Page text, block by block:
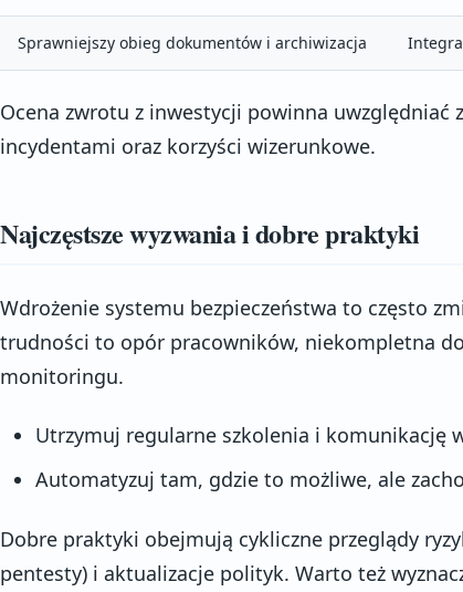
Sprawniejszy obieg dokumentów i archiwizacja
Ocena zwrotu z inwestycji powinna uwzględniać
incydentami oraz korzyści wizerunkowe.
Najczęstsze wyzwania i dobre praktyki
Wdrożenie systemu bezpieczeństwa to często
trudności to opór pracowników, niekompletna
monitoringu.
Utrzymuj regularne szkolenia i komunikację
Automatyzuj tam, gdzie to możliwe, ale
Dobre praktyki obejmują cykliczne przeglądy
pentesty) i aktualizacje polityk. Warto też